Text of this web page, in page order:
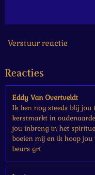
r
r
Verstuur reactie
Reacties
Eddy Van Overtveldt
Ik ben nog steeds blij jou
kerstmarkt in
jou inbreng in het
boeien mij en ik hoop jou
beurs grt